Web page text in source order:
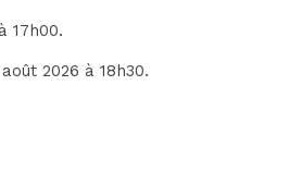
17h00.
2026 à 18h30.